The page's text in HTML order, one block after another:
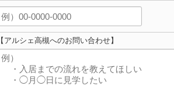
【アルシェ高槻へのお問い合わせ】